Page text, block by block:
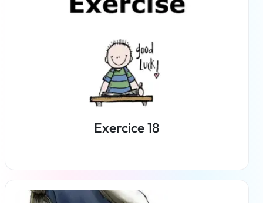
Exercice 18
En savoir plus